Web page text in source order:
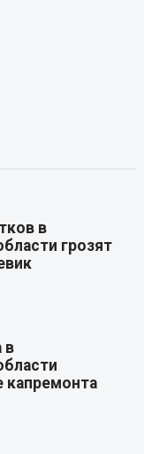
в
грозят
в
капремонта